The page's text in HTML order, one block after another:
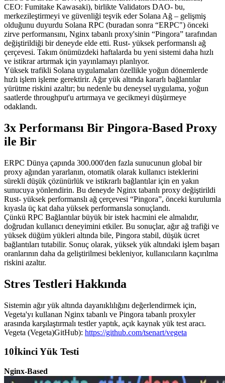
CEO: Fumitake Kawasaki), birlikte Validators DAO- bu,
merkezileştirmeyi ve güvenliği teşvik eder Solana Ağ – gelişmiş
olduğunu duyurdu Solana RPC (buradan sonra “ERPC") önceki
zirve performansını, Nginx tabanlı proxy'sinin “Pingora” tarafından
değiştirildiği bir deneyde elde etti. Rust- yüksek performanslı ağ
çerçevesi. Takım önümüzdeki haftalarda bu yeni sistemi daha hızlı
ve istikrar artırmak için yayınlamayı planlıyor.
Yüksek trafikli Solana uygulamaları özellikle yoğun dönemlerde
hızlı işlem işleme gerektirir. Ağır yük altında kararlı bağlantılar
yürütme riskini azaltır; bu nedenle bu deneysel uygulama, yoğun
saatlerde throughput'u artırmaya ve gecikmeyi düşürmeye
odaklandı.
3x Performansı Bir Pingora-Based Proxy
ile Bir
ERPC Dünya çapında 300.000'den fazla sunucunun global bir
proxy ağından yararlanın, otomatik olarak kullanıcı isteklerini
sürekli düşük çözünürlük ve istikrarlı bağlantılar için en yakın
sunucuya yönlendirin. Bu deneyde Nginx tabanlı proxy değiştirildi
Rust- yüksek performanslı ağ çerçevesi “Pingora”, önceki kurulumla
kıyasla üç kat daha yüksek performansla sonuçlandı.
Çünkü RPC Bağlantılar büyük bir istek hacmini ele almalıdır,
doğrudan kullanıcı deneyimini etkiler. Bu sonuçlar, ağır ağ trafiği ve
yüksek düğüm yükleri altında bile, Pingora stabil, düşük ücret
bağlantıları tutabilir. Sonuç olarak, yüksek yük altındaki işlem başarı
oranlarının daha da geliştirilmesi bekleniyor, kullanıcıların kaçırılma
riskini azaltır.
Stres Testleri Hakkında
Sistemin ağır yük altında dayanıklılığını değerlendirmek için,
Vegeta'yı kullanan Nginx tabanlı ve Pingora tabanlı proxyler
arasında karşılaştırmalı testler yaptık, açık kaynak yük test aracı.
Vegeta (Vegeta)GitHub): https://github.com/tsenart/vegeta
10İkinci Yük Testi
Nginx-Based